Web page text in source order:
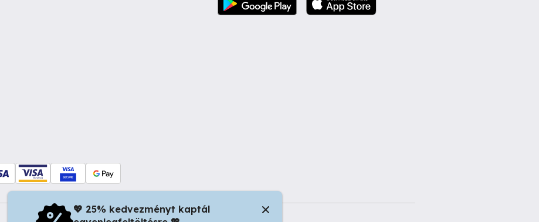
💖 25% kedvezményt kaptál